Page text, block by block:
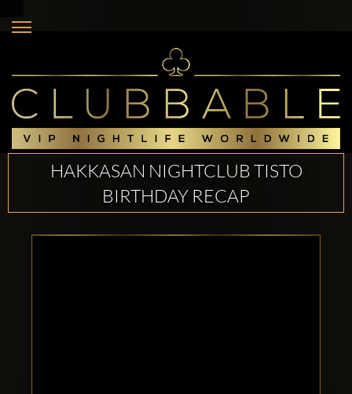
HAKKASAN NIGHTCLUB TISTO
BIRTHDAY RECAP